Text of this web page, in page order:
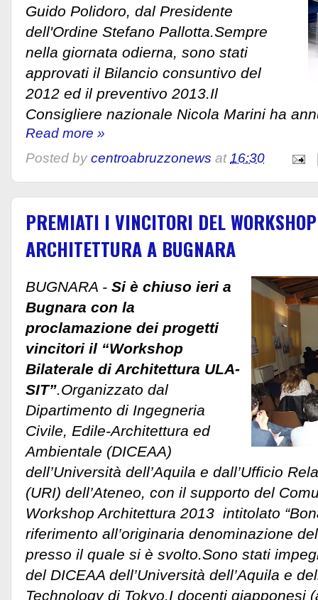
Guido Polidoro, dal Presidente
dell'Ordine Stefano Pallotta.Sempre
nella giornata odierna, sono stati
approvati il Bilancio consuntivo del
2012 ed il preventivo 2013.Il
Consigliere nazionale Nicola Marini ha
Read more »
Posted by centroabruzzonews at16:30
PREMIATI I VINCITORI DEL
ARCHITETTURA A BUGNARA
BUGNARA - Si è chiuso ieri a
Bugnara con la
proclamazione dei progetti
vincitori il “Workshop
Bilaterale di Architettura ULA-
SIT”.Organizzato dal
Dipartimento di Ingegneria
Civile, Edile-Architettura ed
Ambientale (DICEAA)
dell’Università dell’Aquila e dall’Ufficio
(URI) dell’Ateneo, con il supporto del
Workshop Architettura 2013 intitolato
riferimento all’originaria denominazione
presso il quale si è svolto.Sono stati
del DICEAA dell’Università dell’Aquila e
Technology di Tokyo.I docenti giapponesi